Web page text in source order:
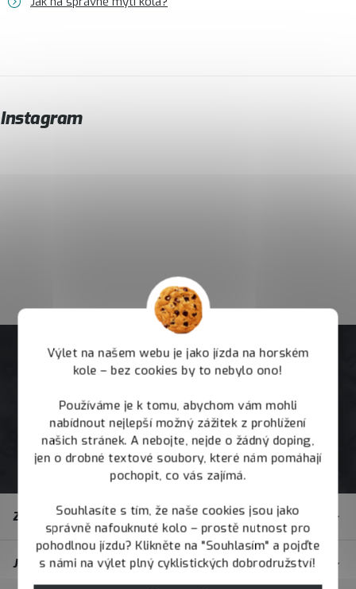
Výlet na našem webu je jako jízda na horském
kole – bez cookies by to nebylo ono!
Používáme je k tomu, abychom vám mohli
nabídnout nejlepší možný zážitek z prohlížení
našich stránek. A nebojte, nejde o žádný doping,
jen o drobné textové soubory, které nám pomáhají
pochopit, co vás zajímá.
Souhlasíte s tím, že naše cookies jsou jako
správně nafouknuté kolo – prostě nutnost pro
pohodlnou jízdu? Klikněte na "Souhlasím" a pojďte
s námi na výlet plný cyklistických dobrodružství!
Instagram
Zákaznický servis
JOY.BIKE